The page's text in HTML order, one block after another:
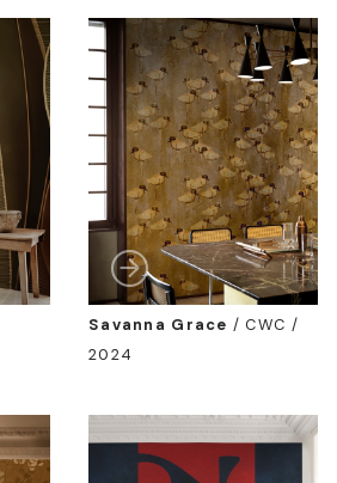
Savanna Grace /CWC /
2024